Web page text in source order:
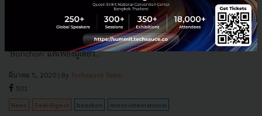
'ไมเนอร์' ยอมจ่ายอีก 2,483 ล้านบาท เพื่อเป็นเจ้าของแฟรนไชส์
ร้าน 'Bonchon' ในไทยแต่เพียงผู้เดียว
'ไมเนอร์' ยอมจ่ายอีก 2,483 ล้านบาท เพื่อเป็นเจ้าของแฟรนไชส์ร้าน
'Bonchon' แต่เพียงผู้เดียว...
มีนาคม 5, 2020 | By Techsauce Team
501
News Deal Digest bonchon minor-international